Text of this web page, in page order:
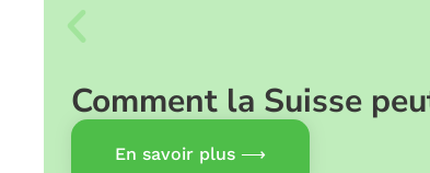
Comment la Suisse
En savoir plus ⟶